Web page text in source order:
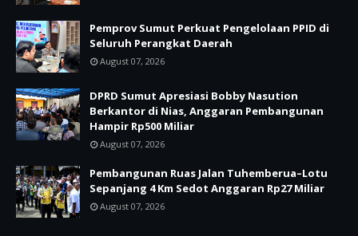
Pemprov Sumut Perkuat Pengelolaan PPID di
Seluruh Perangkat Daerah
August 07, 2026
DPRD Sumut Apresiasi Bobby Nasution
Berkantor di Nias, Anggaran Pembangunan
Hampir Rp500 Miliar
August 07, 2026
Pembangunan Ruas Jalan Tuhemberua–Lotu
Sepanjang 4 Km Sedot Anggaran Rp27 Miliar
August 07, 2026